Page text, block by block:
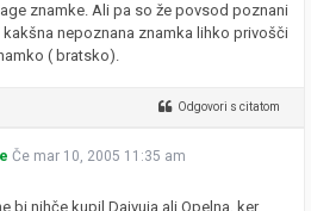
znamke. Ali pa so že povsod poznani
nepoznana znamka lihko privošči
( bratsko).
Odgovori s citatom
Če mar 10, 2005 11:35 am
bi nihče kupil Dajvuja ali Opelna, ker